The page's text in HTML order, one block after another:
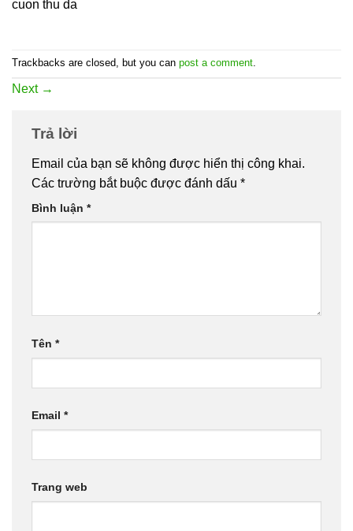
cuon thu da
Trackbacks are closed, but you can post a comment.
Next →
Trả lời
Email của bạn sẽ không được hiển thị công khai.
Các trường bắt buộc được đánh dấu *
Bình luận *
Tên *
Email *
Trang web